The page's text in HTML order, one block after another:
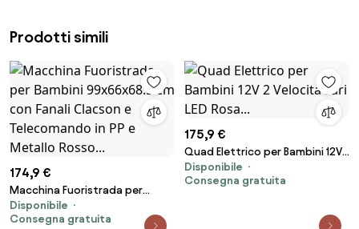
Prodotti simili
174,9 €
Macchina Fuoristrada per
Bambini 99x66x68.5 cm con
Fanali Clacson e Telecomando
Disponibile
Consegna gratuita
175,9 €
Quad Elettrico per Bambini 12V
2 Velocità Fari LED Rosa...
Disponibile
Consegna gratuita